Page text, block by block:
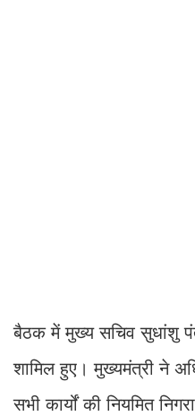
बैठक में मुख्य सचिव सुधांशु
शामिल हुए। मुख्यमंत्री ने
सभी कार्यों की नियमित